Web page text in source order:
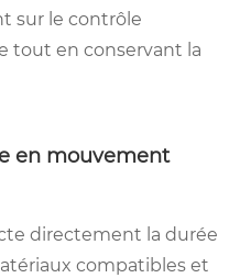
sur le contrôle
tout en conservant la
en mouvement
directement la durée
compatibles et